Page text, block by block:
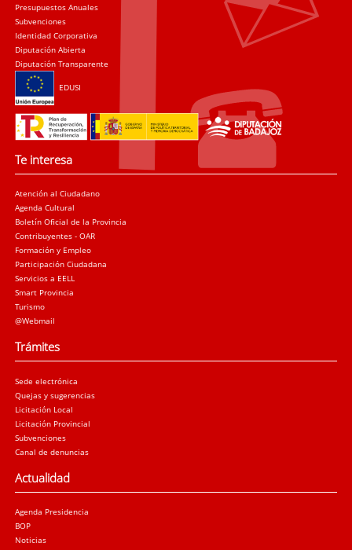
Presupuestos Anuales
Subvenciones
Identidad Corporativa
Diputación Abierta
Diputación Transparente
EDUSI
Te interesa
Atención al Ciudadano
Agenda Cultural
Boletín Oficial de la Provincia
Contribuyentes - OAR
Formación y Empleo
Participación Ciudadana
Servicios a EELL
Smart Provincia
Turismo
@Webmail
Trámites
Sede electrónica
Quejas y sugerencias
Licitación Local
Licitación Provincial
Subvenciones
Canal de denuncias
Actualidad
Agenda Presidencia
BOP
Noticias